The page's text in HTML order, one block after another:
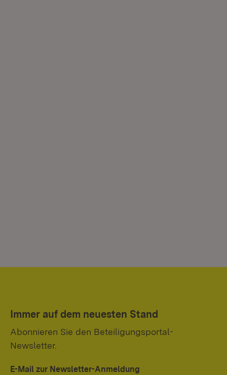
Immer auf dem neuesten Stand
Abonnieren Sie den Beteiligungsportal-
Newsletter.
E-Mail zur Newsletter-Anmeldung